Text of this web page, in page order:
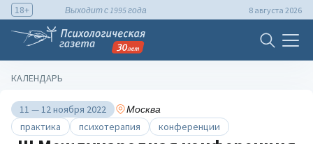
18+ Выходит с 1995 года 8 августа 2026
КАЛЕНДАРЬ
11 — 12 ноября 2022
Москва
практика
психотерапия конференции